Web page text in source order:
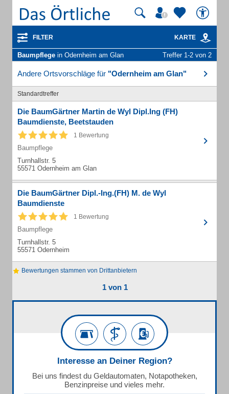
FILTER KARTE
Baumpflege in Odernheim am Glan Treffer 1-2 von 2
Andere Ortsvorschläge für "Odernheim am Glan"
Standardtreffer
Die BaumGärtner Martin de Wyl Dipl.Ing (FH)
Baumdienste, Beetstauden
1 Bewertung
Baumpflege
Turnhallstr. 5
55571 Odernheim am Glan
Die BaumGärtner Dipl.-Ing.(FH) M. de Wyl
Baumdienste
1 Bewertung
Baumpflege
Turnhallstr. 5
55571 Odernheim
Bewertungen stammen von Drittanbietern
1 von 1
Interesse an Deiner Region?
Bei uns findest du Geldautomaten, Notapotheken,
Benzinpreise und vieles mehr.